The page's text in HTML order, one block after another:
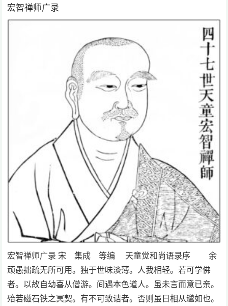
宏智禅师广录
宏智禅师广录 宋 集成 等编 天童觉和尚语录序 余
顽愚拙疏无所可用。独于世味淡薄。人我相轻。若可学佛
者。以故自幼喜从僧游。间遇本色道人。虽未言而意已亲。
殆若磁石铁之冥契。有不可致诘者。否则虽日相从邈如也。